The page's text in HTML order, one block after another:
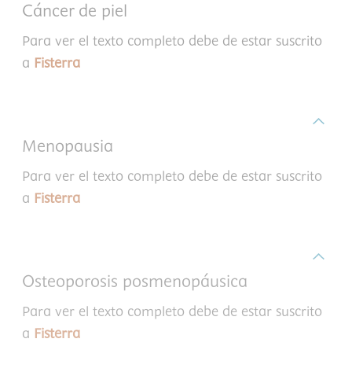
Cáncer de piel
Para ver el texto completo debe de estar suscrito
a Fisterra
Menopausia
Para ver el texto completo debe de estar suscrito
a Fisterra
Osteoporosis posmenopáusica
Para ver el texto completo debe de estar suscrito
a Fisterra